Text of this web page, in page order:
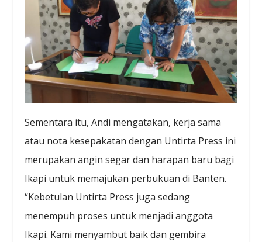
Sementara itu, Andi mengatakan, kerja sama
atau nota kesepakatan dengan Untirta Press ini
merupakan angin segar dan harapan baru bagi
Ikapi untuk memajukan perbukuan di Banten.
“Kebetulan Untirta Press juga sedang
menempuh proses untuk menjadi anggota
Ikapi. Kami menyambut baik dan gembira